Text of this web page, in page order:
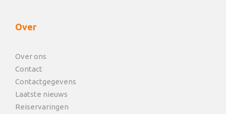
Over
Over ons
Contact
Contactgegevens
Laatste nieuws
Reiservaringen